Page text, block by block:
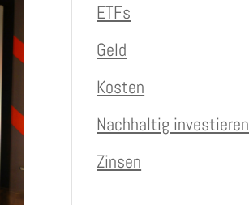
ETFs
Geld
Kosten
Nachhaltig investieren
Zinsen